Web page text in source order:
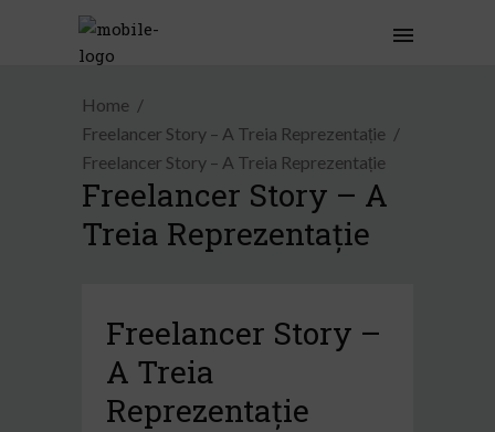
Home
Freelancer Story – A Treia Reprezentație
Freelancer Story – A Treia Reprezentație
Freelancer Story – A
Treia Reprezentație
Freelancer Story –
A Treia
Reprezentație